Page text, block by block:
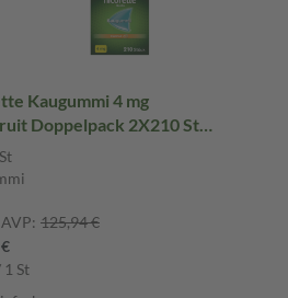
Kaugummi 4 mg
Doppelpack 2X210 St
AVP: 125,94 €
1 St